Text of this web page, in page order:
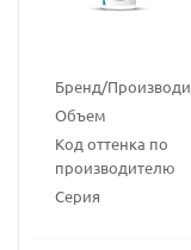
Бренд/
Объем
Код оттенка по
производителю
Серия